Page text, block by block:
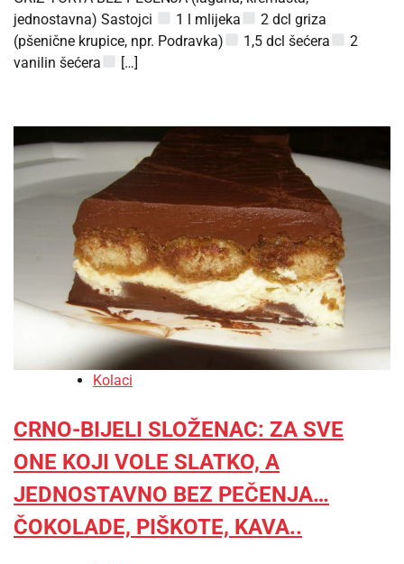
jednostavna) Sastojci
1 l mlijeka
2 dcl griza
(pšenične krupice, npr. Podravka)
1,5 dcl šećera
2
vanilin šećera
[…]
Kolaci
CRNO-BIJELI SLOŽENAC: ZA SVE
ONE KOJI VOLE SLATKO, A
JEDNOSTAVNO BEZ PEČENJA…
ČOKOLADE, PIŠKOTE, KAVA..